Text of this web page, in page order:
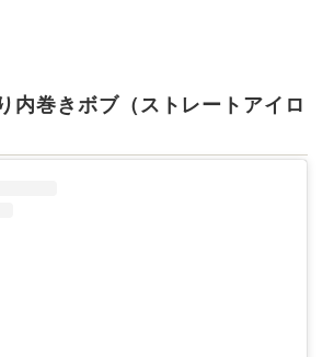
内巻きボブ（ストレートアイロ